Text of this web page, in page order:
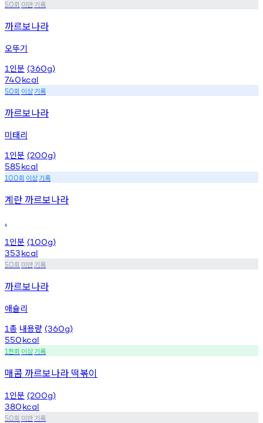
50회 미만기록
까르보나라
오뚜기
1 인분 (360g)
740kcal
50회 이상기록
까르보나라
미태리
1 인분 (200g)
585kcal
100회 이상기록
계란 까르보나라
.
1 인분 (100g)
353kcal
50회 미만기록
까르보나라
애슐리
1총 내용량 (360g)
550kcal
1천회 이상기록
매콤 까르보나라 떡볶이
1 인분 (200g)
380kcal
50회 미만기록